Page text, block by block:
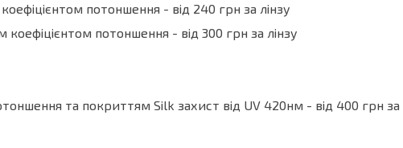
потоншення - від 240 грн за лінзу
потоншення - від 300 грн за лінзу
та покриттям Silk захист від UV 420нм - від 400 грн за